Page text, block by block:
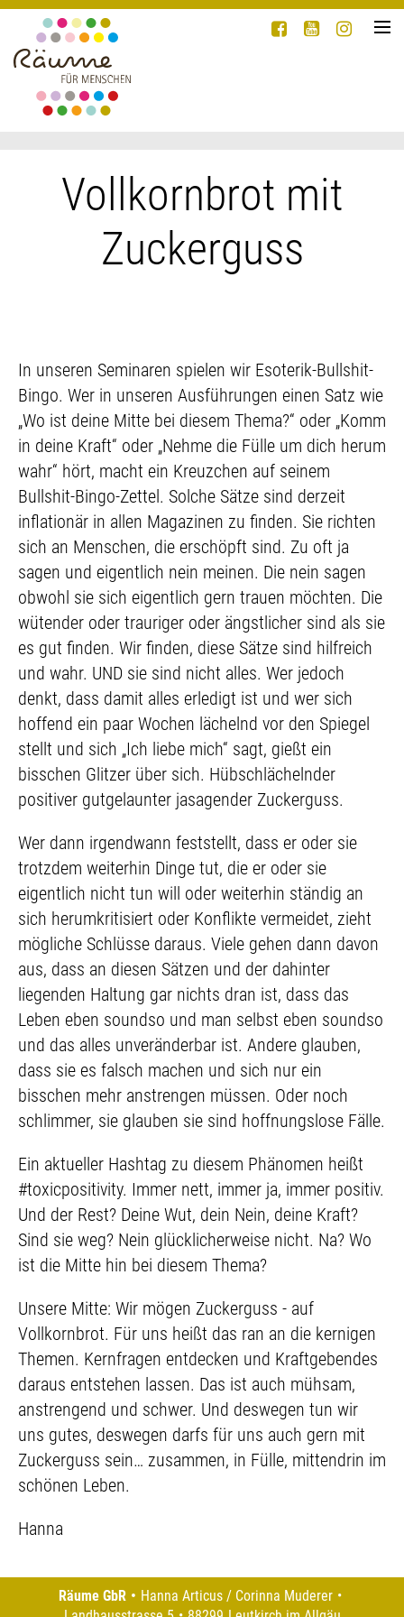
Aktuelles
Kontakt
Vollkornbrot mit
Zuckerguss
In unseren Seminaren spielen wir Esoterik-Bullshit-
Bingo. Wer in unseren Ausführungen einen Satz wie
„Wo ist deine Mitte bei diesem Thema?“ oder „Komm
in deine Kraft“ oder „Nehme die Fülle um dich herum
wahr“ hört, macht ein Kreuzchen auf seinem
Bullshit-Bingo-Zettel. Solche Sätze sind derzeit
inflationär in allen Magazinen zu finden. Sie richten
sich an Menschen, die erschöpft sind. Zu oft ja
sagen und eigentlich nein meinen. Die nein sagen
obwohl sie sich eigentlich gern trauen möchten. Die
wütender oder trauriger oder ängstlicher sind als sie
es gut finden. Wir finden, diese Sätze sind hilfreich
und wahr. UND sie sind nicht alles. Wer jedoch
denkt, dass damit alles erledigt ist und wer sich
hoffend ein paar Wochen lächelnd vor den Spiegel
stellt und sich „Ich liebe mich“ sagt, gießt ein
bisschen Glitzer über sich. Hübschlächelnder
positiver gutgelaunter jasagender Zuckerguss.
Wer dann irgendwann feststellt, dass er oder sie
trotzdem weiterhin Dinge tut, die er oder sie
eigentlich nicht tun will oder weiterhin ständig an
sich herumkritisiert oder Konflikte vermeidet, zieht
mögliche Schlüsse daraus. Viele gehen dann davon
aus, dass an diesen Sätzen und der dahinter
liegenden Haltung gar nichts dran ist, dass das
Leben eben soundso und man selbst eben soundso
und das alles unveränderbar ist. Andere glauben,
dass sie es falsch machen und sich nur ein
bisschen mehr anstrengen müssen. Oder noch
schlimmer, sie glauben sie sind hoffnungslose Fälle.
Ein aktueller Hashtag zu diesem Phänomen heißt
#toxicpositivity. Immer nett, immer ja, immer positiv.
Und der Rest? Deine Wut, dein Nein, deine Kraft?
Sind sie weg? Nein glücklicherweise nicht. Na? Wo
ist die Mitte hin bei diesem Thema?
Unsere Mitte: Wir mögen Zuckerguss - auf
Vollkornbrot. Für uns heißt das ran an die kernigen
Themen. Kernfragen entdecken und Kraftgebendes
daraus entstehen lassen. Das ist auch mühsam,
anstrengend und schwer. Und deswegen tun wir
uns gutes, deswegen darfs für uns auch gern mit
Zuckerguss sein… zusammen, in Fülle, mittendrin im
schönen Leben.
Hanna
Räume GbR
Hanna Articus / Corinna Muderer